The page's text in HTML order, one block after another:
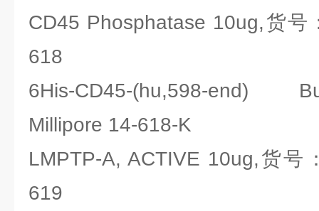
CD45 Phosphatase 10ug,货号
618
6His-CD45-(hu,598-end)
Millipore 14-618-K
LMPTP-A, ACTIVE 10ug,货号
619